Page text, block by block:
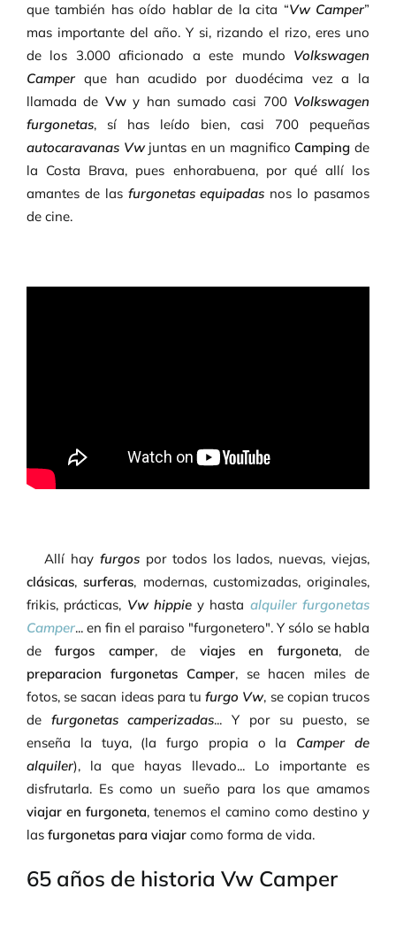
que también has oído hablar de la cita “Vw Camper”
mas importante del año. Y si, rizando el rizo, eres uno
de los 3.000 aficionado a este mundo Volkswagen
Camper que han acudido por duodécima vez a la
llamada de Vwy han sumado casi 700 Volkswagen
furgonetas, sí has leído bien, casi 700 pequeñas
autocaravanas Vwjuntas en un magnifico Campingde
la Costa Brava, pues enhorabuena, por qué allí los
amantes de lasfurgonetas equipadas nos lo pasamos
de cine.
Allí hayfurgos por todos los lados, nuevas, viejas,
clásicas,surferas, modernas, customizadas, originales,
frikis, prácticas, Vw hippiey hasta alquiler furgonetas
Camper... en fin el paraiso "furgonetero". Y sólo se habla
defurgos camper, de viajes en furgoneta, de
preparacion furgonetas Camper, se hacen miles de
fotos, se sacan ideas para tufurgo Vw, se copian trucos
de furgonetas camperizadas... Y por su puesto, se
enseña la tuya, (la furgo propia o la Camper de
alquiler), la que hayas llevado... Lo importante es
disfrutarla. Es como un sueño para los que amamos
viajar en furgoneta, tenemos el camino como destino y
las furgonetas para viajar como forma de vida.
65 años de historia Vw Camper